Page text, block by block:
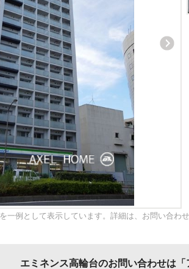
一例として表示しています。詳細は、お問い合わせ
エミネンス高輪台のお問い合わせは